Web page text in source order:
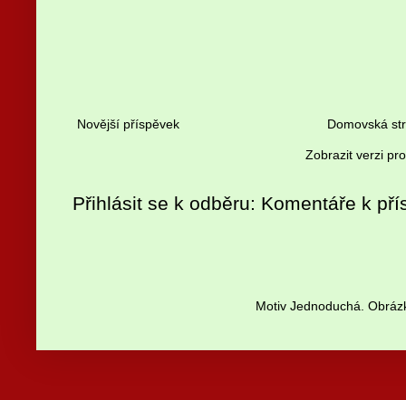
Novější příspěvek Domovská
Zobrazit verzi
Přihlásit se k odběru: Komentáře k
Motiv Jednoduchá.